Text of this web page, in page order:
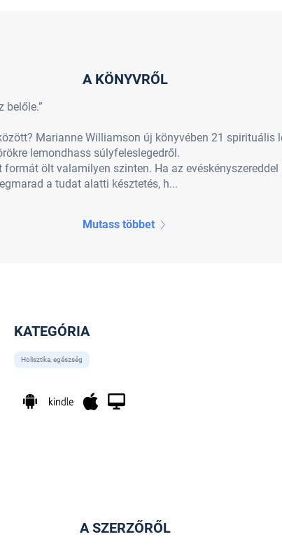
A KÖNYVRŐL
belőle.”
Marianne Williamson új könyvében 21 spirituális
lemondhass súlyfeleslegedről.
ölt valamilyen szinten. Ha az
a tudat alatti késztetés, h...
Mutass többet
KATEGÓRIA
Holisztika, egészség
A SZERZŐRŐL